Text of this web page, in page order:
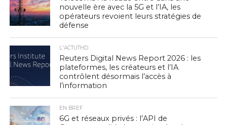
nouvelle ère avec la 5G et l’IA, les
opérateurs revoient leurs stratégies de
défense
L'ACTUTHD
Reuters Digital News Report 2026 : les
plateformes, les créateurs et l’IA
contrôlent désormais l’accès à
l’information
EN BREF
6G et réseaux privés : l’API de